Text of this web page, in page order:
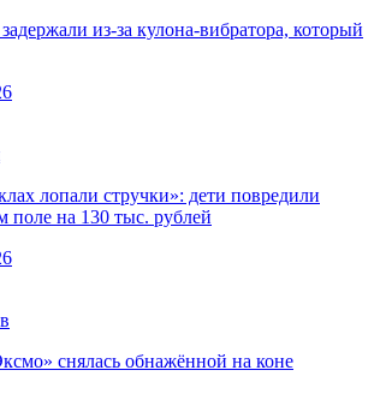
из-за кулона-вибратора, который
лопали стручки»: дети повредили
поле на 130 тыс. рублей
снялась обнажённой на коне